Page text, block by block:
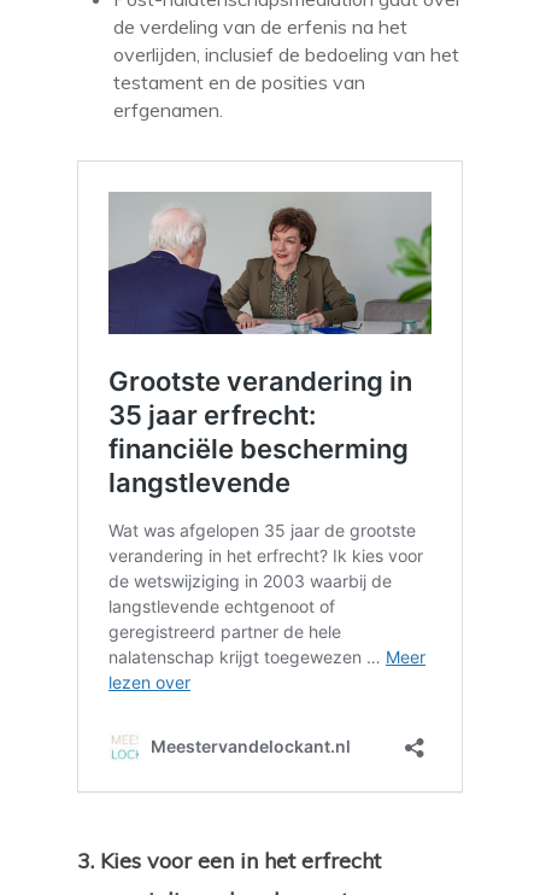
de verdeling van de erfenis na het
overlijden, inclusief de bedoeling van het
testament en de posities van
erfgenamen.
3. Kies voor een in het erfrecht